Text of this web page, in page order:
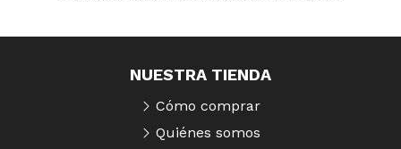
NUESTRA TIENDA
Cómo comprar
Quiénes somos